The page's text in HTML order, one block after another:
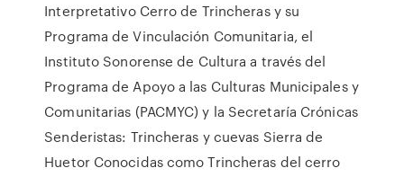
Interpretativo Cerro de Trincheras y su
Programa de Vinculación Comunitaria, el
Instituto Sonorense de Cultura a través del
Programa de Apoyo a las Culturas Municipales y
Comunitarias (PACMYC) y la Secretaría Crónicas
Senderistas: Trincheras y cuevas Sierra de
Huetor Conocidas como Trincheras del cerro